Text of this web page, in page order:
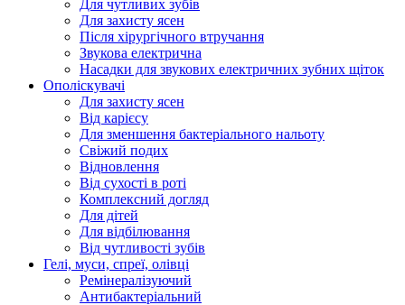
Для чутливих зубів
Для захисту ясен
Після хірургічного втручання
Звукова електрична
Насадки для звукових електричних зубних щіток
Ополіскувачі
Для захисту ясен
Від карієсу
Для зменшення бактеріального нальоту
Свіжий подих
Відновлення
Від сухості в роті
Комплексний догляд
Для дітей
Для відбілювання
Від чутливості зубів
Гелі, муси, спреї, олівці
Ремінералізуючий
Антибактеріальний